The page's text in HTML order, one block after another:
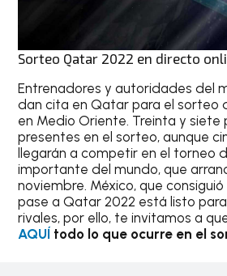
Sorteo Qatar 2022 en directo
Entrenadores y autoridades del
dan cita en Qatar para el sorteo
en Medio Oriente. Treinta y siete
presentes en el sorteo, aunque
llegarán a competir en el torneo
importante del mundo, que
noviembre. México, que
pase a Qatar 2022 está listo
rivales, por ello, te invitamos a
AQUÍ todo lo que ocurre en el